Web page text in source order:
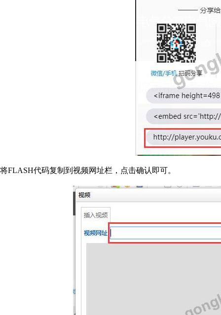
将FLASH代码复制到视频网址栏，点击确认即可。